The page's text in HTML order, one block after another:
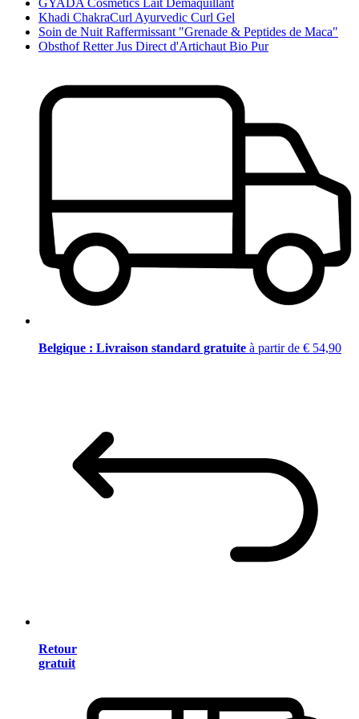
GYADA Cosmetics Lait Démaquillant
Khadi ChakraCurl Ayurvedic Curl Gel
Soin de Nuit Raffermissant "Grenade & Peptides de Maca"
Obsthof Retter Jus Direct d'Artichaut Bio Pur
Belgique : Livraison standard gratuite à partir de € 54,90
Retour
gratuit